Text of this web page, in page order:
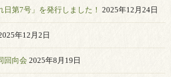
第7号」を発行しました！ 2025年12月24日
年12月2日
回向会 2025年8月19日